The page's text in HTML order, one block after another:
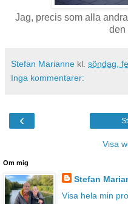
Jag, precis som alla
den
Stefan Marianne kl. söndag,
Inga kommentarer:
‹
Visa
Om mig
Stefan
Visa hela min